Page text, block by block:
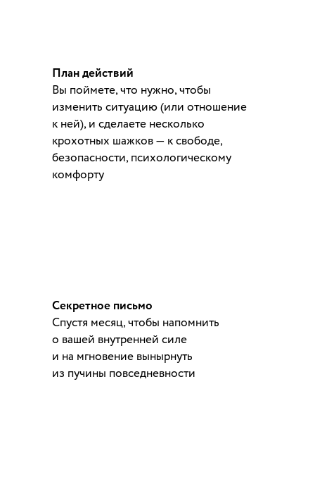
План действий
Вы поймете, что нужно, чтобы
изменить ситуацию (или отношение
к ней), и сделаете несколько
крохотных шажков — к свободе,
безопасности, психологическому
комфорту
Секретное письмо
Спустя месяц, чтобы напомнить
о вашей внутренней силе
и на мгновение вынырнуть
из пучины повседневности